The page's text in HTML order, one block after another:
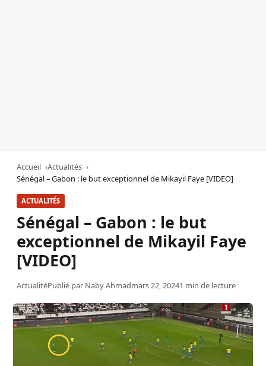
Accueil
Actualités
Sénégal – Gabon : le but exceptionnel de Mikayil Faye [VIDEO]
ACTUALITÉS
Sénégal – Gabon : le but
exceptionnel de Mikayil Faye
[VIDEO]
ActualitéPublié par Naby Ahmadmars 22, 20241 min de lecture